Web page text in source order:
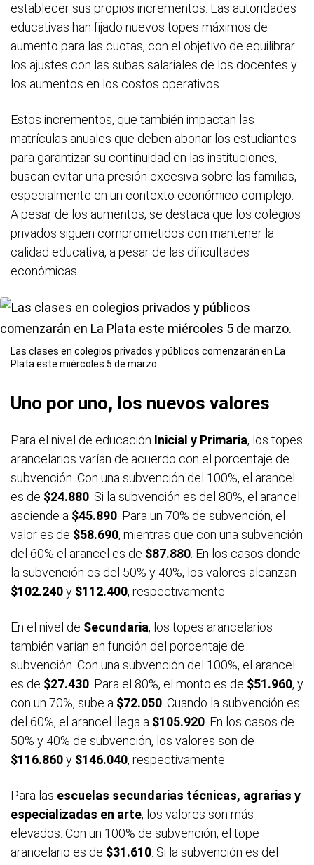
establecer sus propios incrementos. Las autoridades
educativas han fijado nuevos topes máximos de
aumento para las cuotas, con el objetivo de equilibrar
los ajustes con las subas salariales de los docentes y
los aumentos en los costos operativos.
Estos incrementos, que también impactan las
matrículas anuales que deben abonar los estudiantes
para garantizar su continuidad en las instituciones,
buscan evitar una presión excesiva sobre las familias,
especialmente en un contexto económico complejo.
A pesar de los aumentos, se destaca que los colegios
privados siguen comprometidos con mantener la
calidad educativa, a pesar de las dificultades
económicas.
Las clases en colegios privados y públicos comenzarán en La
Plata este miércoles 5 de marzo.
Uno por uno, los nuevos valores
Para el nivel de educación Inicial y Primaria, los topes
arancelarios varían de acuerdo con el porcentaje de
subvención. Con una subvención del 100%, el arancel
es de $24.880 . Si la subvención es del 80%, el arancel
asciende a $45.890 . Para un 70% de subvención, el
valor es de $58.690, mientras que con una subvención
del 60% el arancel es de $87.880 . En los casos donde
la subvención es del 50% y 40%, los valores alcanzan
$102.240y $112.400, respectivamente.
En el nivel de Secundaria, los topes arancelarios
también varían en función del porcentaje de
subvención. Con una subvención del 100%, el arancel
es de $27.430 . Para el 80%, el monto es de $51.960, y
con un 70%, sube a $72.050 . Cuando la subvención es
del 60%, el arancel llega a $105.920 . En los casos de
50% y 40% de subvención, los valores son de
$116.860y $146.040, respectivamente.
Para las escuelas secundarias técnicas, agrarias y
especializadas en arte, los valores son más
elevados. Con un 100% de subvención, el tope
arancelario es de $31.610 . Si la subvención es del